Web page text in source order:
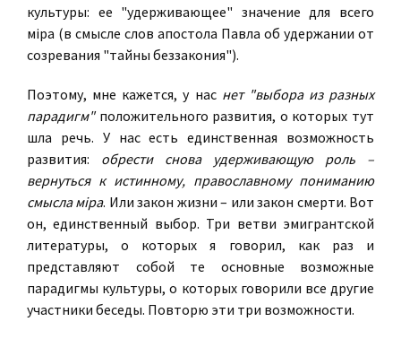
культуры: ее "удерживающее" значение для всего
мiра (в смысле слов апостола Павла об удержании от
созревания "тайны беззакония").
Поэтому, мне кажется, у нас нет "выбора из разных
парадигм"положительного развития, о которых тут
шла речь. У нас есть единственная возможность
развития: обрести снова удерживающую роль –
вернуться к истинному, православному пониманию
смысла мiра. Или закон жизни – или закон смерти. Вот
он, единственный выбор. Три ветви эмигрантской
литературы, о которых я говорил, как раз и
представляют собой те основные возможные
парадигмы культуры, о которых говорили все другие
участники беседы. Повторю эти три возможности.